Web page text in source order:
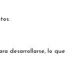
desarrollarse, lo que